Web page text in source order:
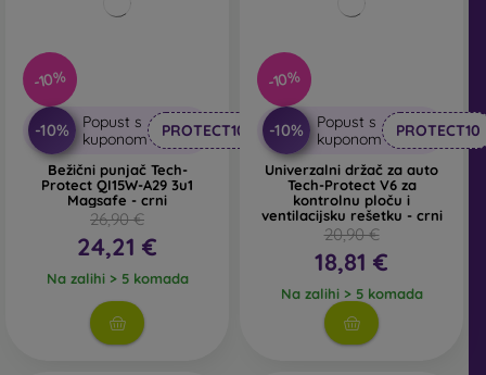
-10%
-10%
Popust s
kuponom
PROTECT10
Bežični punjač Tech-
Protect QI15W-A29 3u1
Magsafe - crni
26,90 €
24,21 €
Na zalihi > 5 komada
-10%
-10%
Popust s
kuponom
PROTECT10
Univerzalni držač za auto
Tech-Protect V6 za
kontrolnu ploču i
ventilacijsku rešetku - crni
20,90 €
18,81 €
Na zalihi > 5 komada